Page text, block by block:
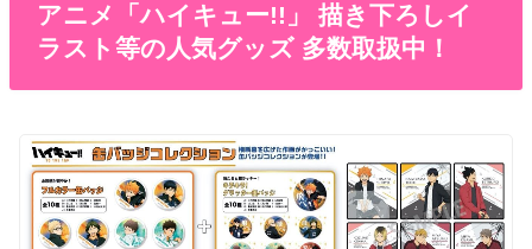
アニメ「ハイキュー!!」 描き下ろしイ
ラスト等の人気グッズ 多数取扱中！